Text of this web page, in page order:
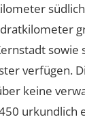
verfügen.
keine
urkundlich